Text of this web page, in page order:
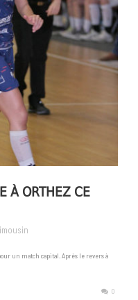
À ORTHEZ CE
un match capital. Après le revers à
0